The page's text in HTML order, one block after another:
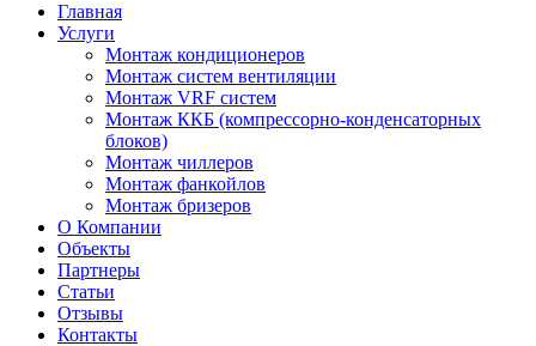
Главная
Услуги
Монтаж кондиционеров
Монтаж cистем вентиляции
Монтаж VRF систем
Монтаж ККБ (компрессорно-конденсаторных
блоков)
Монтаж чиллеров
Монтаж фанкойлов
Монтаж бризеров
О Компании
Объекты
Партнеры
Статьи
Отзывы
Контакты